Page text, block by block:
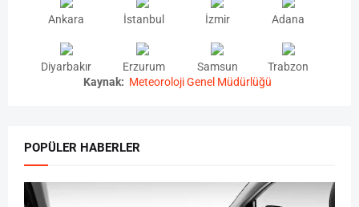
Ankara İstanbul İzmir Adana
Diyarbakır Erzurum Samsun
Trabzon
Kaynak: Meteoroloji Genel Müdürlüğü
POPÜLER HABERLER